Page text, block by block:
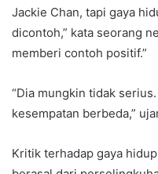
Jackie Chan, tapi gaya
dicontoh,” kata seorang
memberi contoh positif.”
“Dia mungkin tidak
kesempatan berbeda,”
Kritik terhadap gaya